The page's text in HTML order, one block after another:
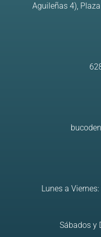
Aguileñas 4),
Lunes a
Sábados y